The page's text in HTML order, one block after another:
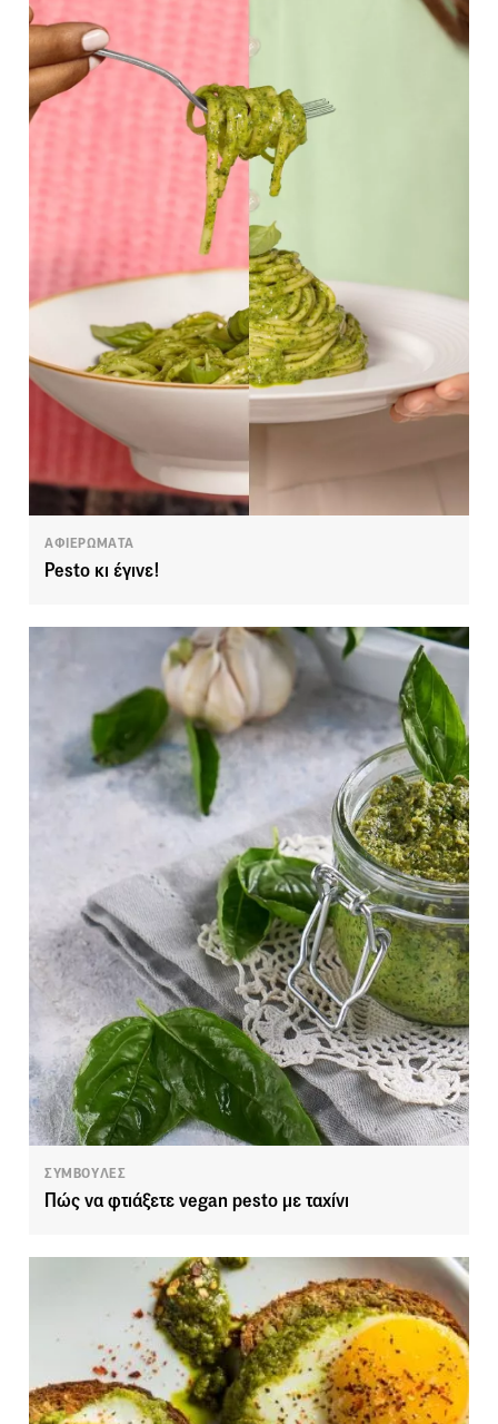
ΑΦΙΕΡΩΜΑΤΑ
Pesto κι έγινε!
ΣΥΜΒΟΥΛΕΣ
Πώς να φτιάξετε vegan pesto με ταχίνι